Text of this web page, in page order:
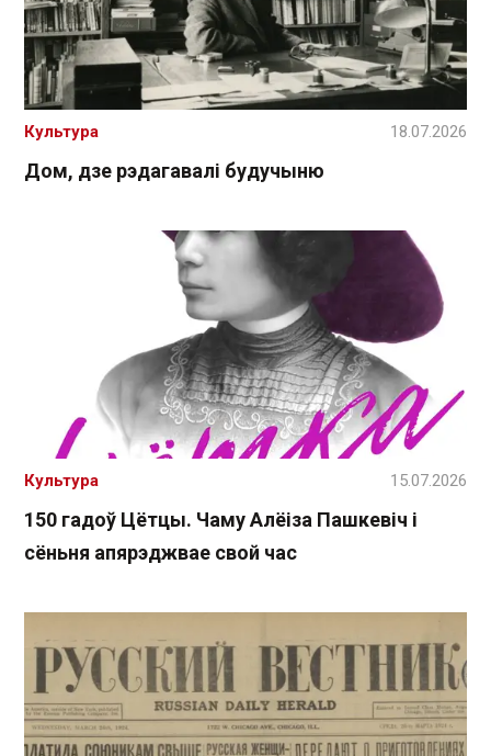
Дом, дзе рэдагавалі будучыню
Культура 18.07.2026
150 гадоў Цётцы. Чаму Алёіза Пашкевіч і
сёньня апярэджвае свой час
Культура 15.07.2026